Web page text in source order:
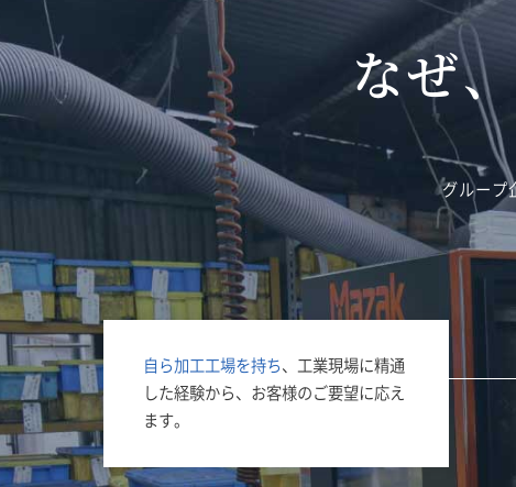
なぜ
グループ
自ら加工工場を持ち 、工業現場に精通
した経験から、お客様のご要望に応え
ます。